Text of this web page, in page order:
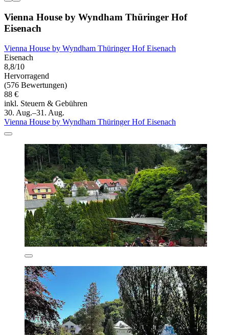
Vienna House by Wyndham Thüringer Hof
Eisenach
Vienna House by Wyndham Thüringer Hof Eisenach
Eisenach
8,8/10
Hervorragend
(576 Bewertungen)
88 €
inkl. Steuern & Gebühren
30. Aug.–31. Aug.
Vienna House by Wyndham Thüringer Hof Eisenach